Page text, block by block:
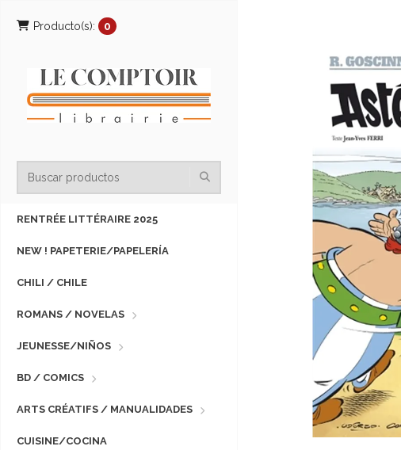
Producto(s): 0
RENTRÉE LITTÉRAIRE 2025
NEW ! PAPETERIE/PAPELERÍA
CHILI / CHILE
ROMANS / NOVELAS
JEUNESSE/NIÑOS
BD / COMICS
ARTS CRÉATIFS / MANUALIDADES
CUISINE/COCINA